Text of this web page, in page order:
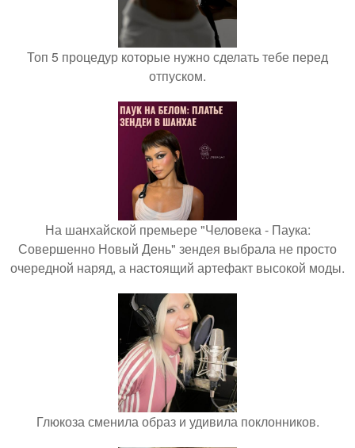
Топ 5 процедур которые нужно сделать тебе перед
отпуском.
На шанхайской премьере "Человека - Паука:
Совершенно Новый День" зендея выбрала не просто
очередной наряд, а настоящий артефакт высокой моды.
Глюкоза сменила образ и удивила поклонников.